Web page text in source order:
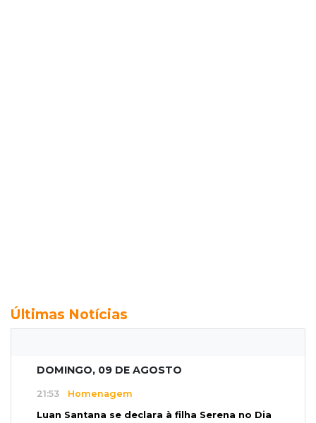
Últimas Notícias
DOMINGO, 09 DE AGOSTO
21:53 Homenagem
Luan Santana se declara à filha Serena no Dia